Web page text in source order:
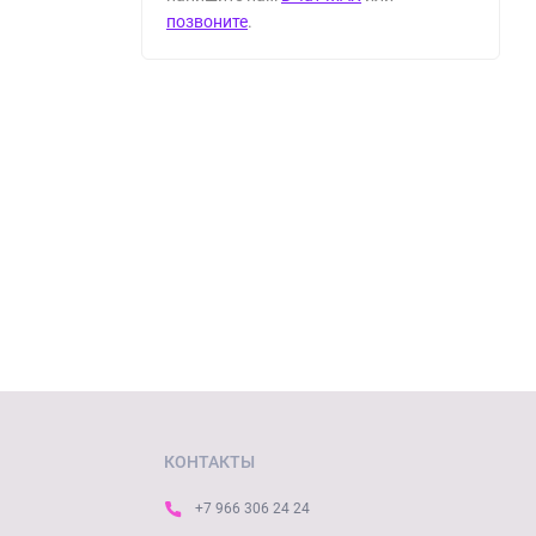
позвоните.
КОНТАКТЫ
+7 966 306 24 24